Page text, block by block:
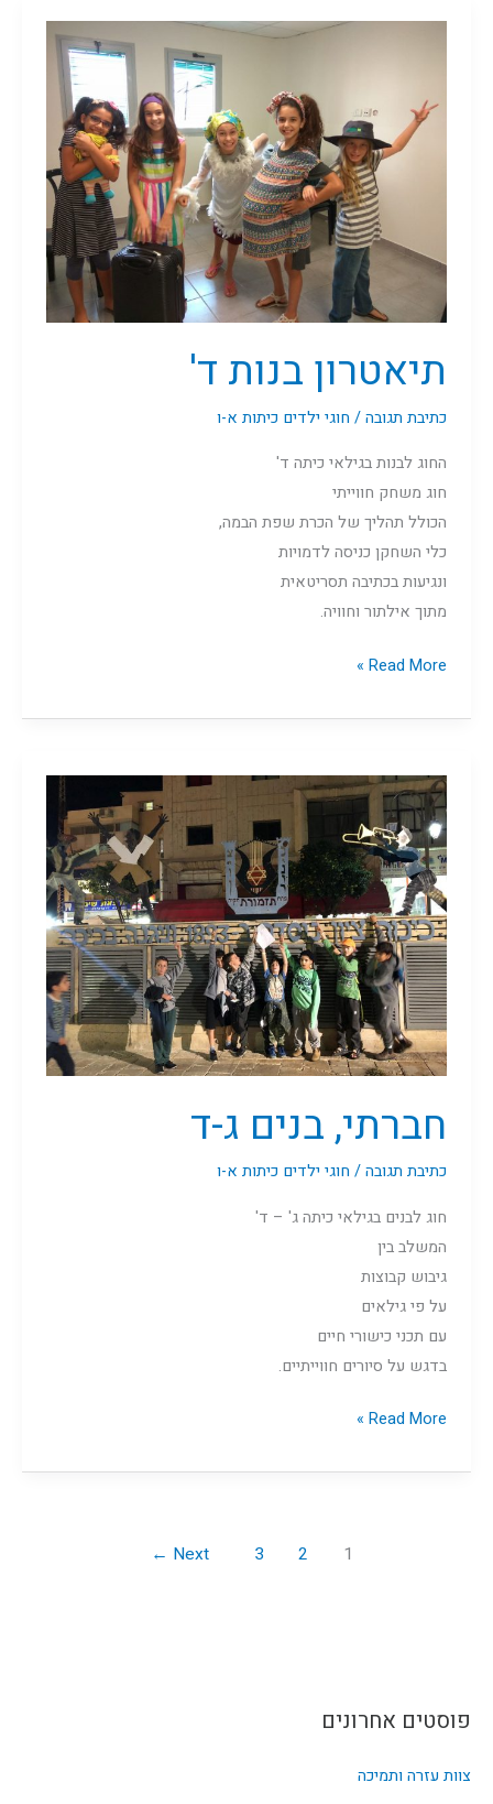
תיאטרון בנות ד'
כתיבת תגובה/ חוגי ילדים כיתות א-ו
החוג לבנות בגילאי כיתה ד'
חוג משחק חווייתי
הכולל תהליך של הכרת שפת הבמה,
כלי השחקן כניסה לדמויות
ונגיעות בכתיבה תסריטאית
מתוך אילתור וחוויה.
Read More »
חברתי, בנים ג-ד
כתיבת תגובה/ חוגי ילדים כיתות א-ו
חוג לבנים בגילאי כיתה ג' – ד'
המשלב בין
גיבוש קבוצות
על פי גילאים
עם תכני כישורי חיים
בדגש על סיורים חווייתיים.
חברתי,
בנים
ג-ד
Read More »
1
2
3
Next
←
פוסטים אחרונים
צוות עזרה ותמיכה